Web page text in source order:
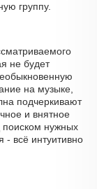
группу.
не будет
на музыке,
подчеркивают
и внятное
поиском нужных
- всё интуитивно